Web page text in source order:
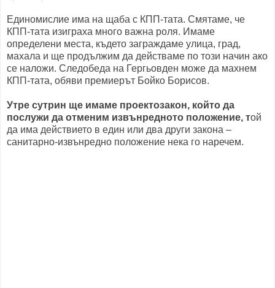
Единомислие има на щаба с КПП-тата. Смятаме, че
КПП-тата изиграха много важна роля. Имаме
определени места, където заграждаме улица, град,
махала и ще продължим да действаме по този начин ако
се наложи. Следобеда на Гергьовден може да махнем
КПП-тата, обяви премиерът Бойко Борисов.
Утре сутрин ще имаме проектозакон, който да
послужи да отменим извънредното положение, той
да има действието в един или два други закона –
санитарно-извънредно положение нека го наречем.